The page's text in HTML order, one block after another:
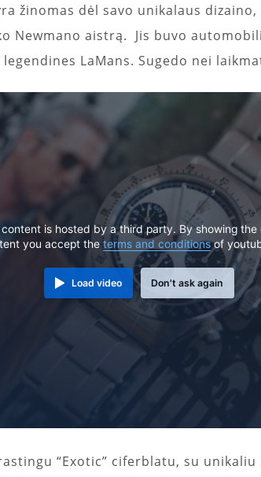
žinomas dėl savo unikalaus
Newmano aistrą. Jis buvo
LaMans. Sugedo nei
content is hosted by a third party. By showing the
you accept theterms and conditionsof
Load video Don't ask again
“Exotic” ciferblatu, su